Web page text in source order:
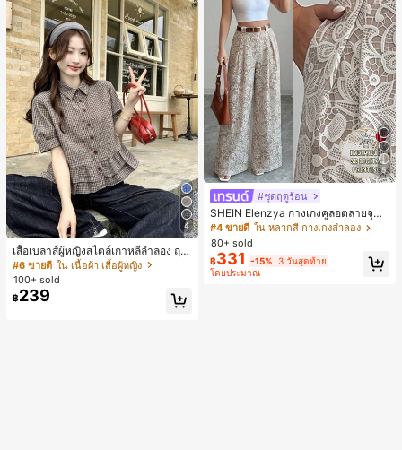
4
เสื้อเบลาส์ผู้หญิงสไตล์เกาหลีลำลอง ฤดู
ใบไม้ผลิ/ฤดูร้อนใหม่ ชายระบาย ชิคแล
ะหรูหรา
#6 ขายดี ใน เนื้อผ้า เสื้อผู้หญิง
100+ sold
฿239
5
#ชุดฤดูร้อน
SHEIN Elenzya กางเกงคูลอตลายจุดเ
อวสูงแบบใหม่สำหรับฤดูใบไม้ผลิ/ฤดูร้อ
น, สไตล์หรูหราเหมาะสำหรับใส่ในชีวิต
ประจำวันและทำงาน, ให้ความรู้สึกวินเ
ทจสำหรับฤดูรับปริญญา, เทศกาลดนตร
ี, การแข่งม้าดาร์บี้, วันประกาศอิสรภาพ
#4 ขายดี ใน หลากสี กางเกงลำลอง
80+ sold
฿331 -15% 3 วันสุดท้าย
โดยประมาณ